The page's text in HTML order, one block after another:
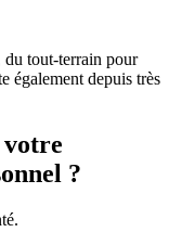
du tout-terrain pour
également depuis très
votre
?